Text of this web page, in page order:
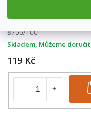
váha: 100g
8756/100
119 Kč
Skladem